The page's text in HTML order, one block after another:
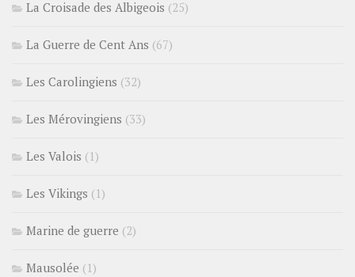
La Croisade des Albigeois (25)
La Guerre de Cent Ans (67)
Les Carolingiens (32)
Les Mérovingiens (33)
Les Valois (1)
Les Vikings (1)
Marine de guerre (2)
Mausolée (1)